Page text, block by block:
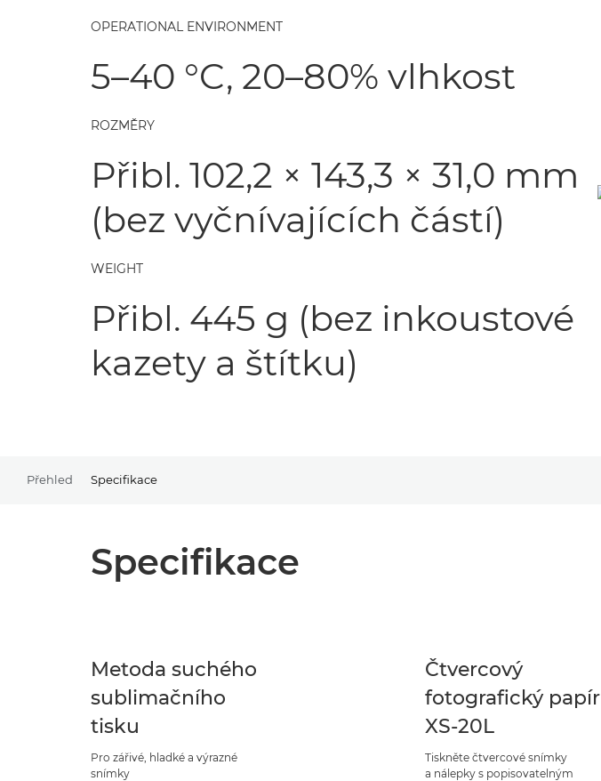
OPERATIONAL ENVIRONMENT
5–40 °C, 20–80% vlhkost
ROZMĚRY
Přibl. 102,2 × 143,3 × 31,0 mm
(bez vyčnívajících částí)
WEIGHT
Přibl. 445 g (bez inkoustové
kazety a štítku)
Přehled Specifikace
Specifikace
Metoda suchého
sublimačního
tisku
Pro zářivé, hladké a výrazné
snímky
Čtvercový
fotografický papír
XS-20L
Tiskněte čtvercové snímky
a nálepky s popisovatelným